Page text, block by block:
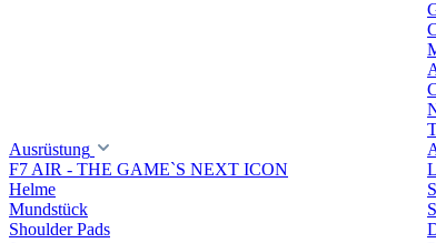
Ausrüstung
F7 AIR - THE GAME`S NEXT ICON
Helme
Mundstück
Shoulder Pads